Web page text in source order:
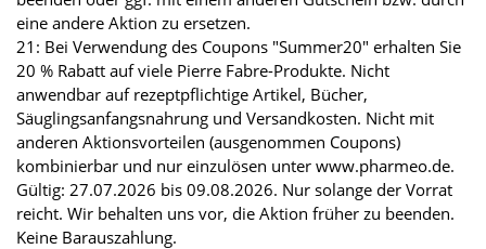
eine andere Aktion zu ersetzen.
21: Bei Verwendung des Coupons "Summer20" erhalten Sie
20 % Rabatt auf viele Pierre Fabre-Produkte. Nicht
anwendbar auf rezeptpflichtige Artikel, Bücher,
Säuglingsanfangsnahrung und Versandkosten. Nicht mit
anderen Aktionsvorteilen (ausgenommen Coupons)
kombinierbar und nur einzulösen unter www.pharmeo.de.
Gültig: 27.07.2026 bis 09.08.2026. Nur solange der Vorrat
reicht. Wir behalten uns vor, die Aktion früher zu beenden.
Keine Barauszahlung.